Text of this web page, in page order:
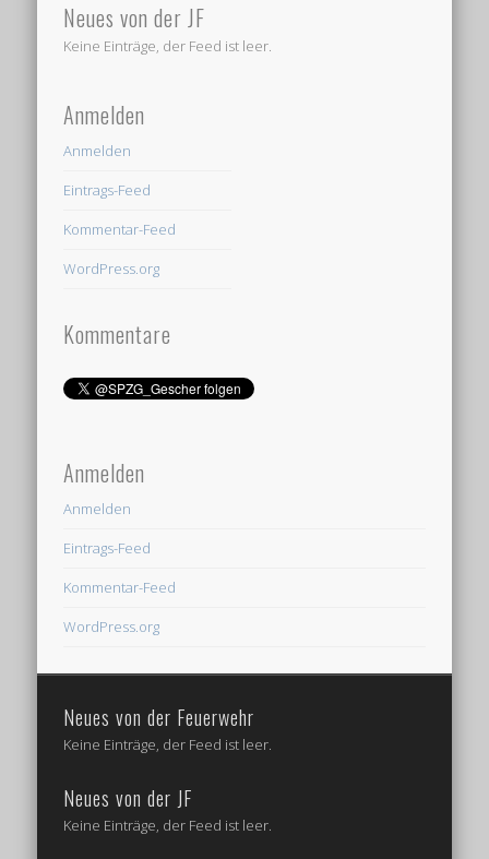
Neues von der JF
Keine Einträge, der Feed ist leer.
Anmelden
Anmelden
Eintrags-Feed
Kommentar-Feed
WordPress.org
Kommentare
Anmelden
Anmelden
Eintrags-Feed
Kommentar-Feed
WordPress.org
Neues von der Feuerwehr
Keine Einträge, der Feed ist leer.
Neues von der JF
Keine Einträge, der Feed ist leer.